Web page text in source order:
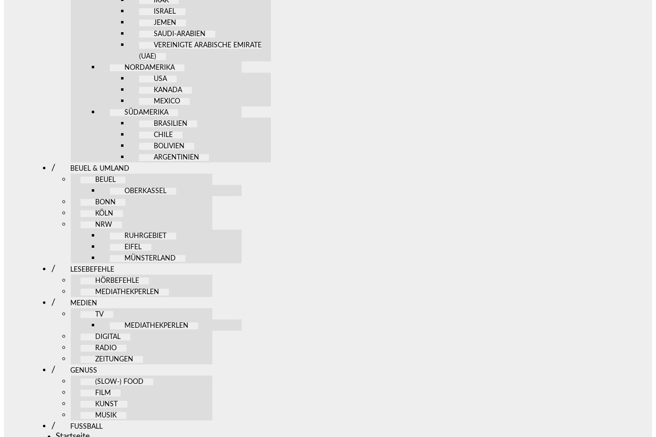
ISRAEL
JEMEN
SAUDI-ARABIEN
VEREINIGTE ARABISCHE EMIRATE
(UAE)
NORDAMERIKA
USA
KANADA
MEXICO
SÜDAMERIKA
BRASILIEN
CHILE
BOLIVIEN
ARGENTINIEN
BEUEL & UMLAND
BEUEL
OBERKASSEL
BONN
KÖLN
NRW
RUHRGEBIET
EIFEL
MÜNSTERLAND
LESEBEFEHLE
HÖRBEFEHLE
MEDIATHEKPERLEN
MEDIEN
TV
MEDIATHEKPERLEN
DIGITAL
RADIO
ZEITUNGEN
GENUSS
(SLOW-) FOOD
FILM
KUNST
MUSIK
FUSSBALL